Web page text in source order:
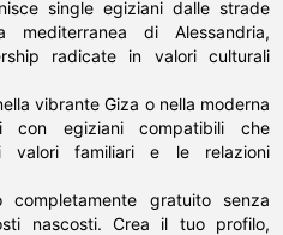
single egiziani dalle strade
di Alessandria,
radicate in valori culturali
vibrante Giza o nella moderna
con egiziani compatibili che
valori familiari e le relazioni
gratuito senza
nascosti. Crea il tuo profilo,